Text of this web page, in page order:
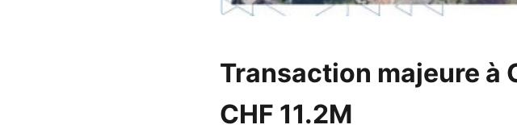
Transaction majeure à
CHF 11.2M